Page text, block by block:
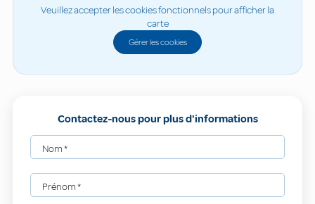
Veuillez accepter les cookies fonctionnels pour afficher la
carte
Gérer les cookies
Contactez-nous pour plus d'informations
Nom*
Prénom*